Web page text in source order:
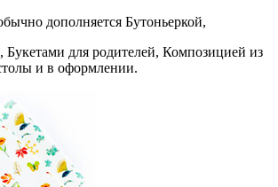
дополняется Бутоньеркой,
Букетами для родителей, Композицией из
и в оформлении.